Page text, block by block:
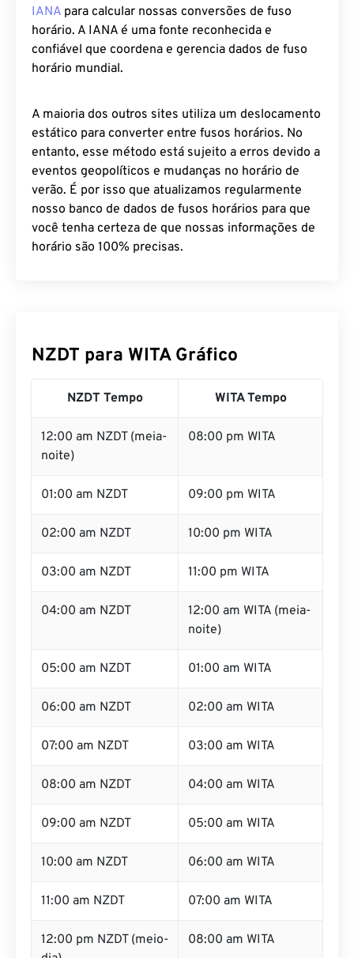
IANA para calcular nossas conversões de fuso
horário. A IANA é uma fonte reconhecida e
confiável que coordena e gerencia dados de fuso
horário mundial.
A maioria dos outros sites utiliza um deslocamento
estático para converter entre fusos horários. No
entanto, esse método está sujeito a erros devido a
eventos geopolíticos e mudanças no horário de
verão. É por isso que atualizamos regularmente
nosso banco de dados de fusos horários para que
você tenha certeza de que nossas informações de
horário são 100% precisas.
NZDT para WITA Gráfico
NZDT Tempo WITA Tempo
12:00 am NZDT (meia-
noite)
08:00 pm WITA
01:00 am NZDT 09:00 pm WITA
02:00 am NZDT 10:00 pm WITA
03:00 am NZDT 11:00 pm WITA
04:00 am NZDT
12:00 am WITA (meia-
noite)
05:00 am NZDT 01:00 am WITA
06:00 am NZDT 02:00 am WITA
07:00 am NZDT 03:00 am WITA
08:00 am NZDT 04:00 am WITA
09:00 am NZDT 05:00 am WITA
10:00 am NZDT 06:00 am WITA
11:00 am NZDT 07:00 am WITA
12:00 pm NZDT (meio-
08:00 am WITA